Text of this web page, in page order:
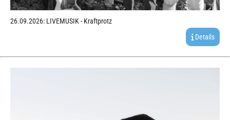
26.09.2026: LIVEMUSIK - Kraftprotz
Details